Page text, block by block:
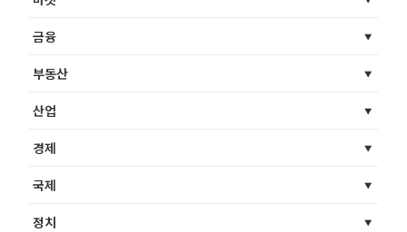
금융
부동산
산업
경제
국제
정치